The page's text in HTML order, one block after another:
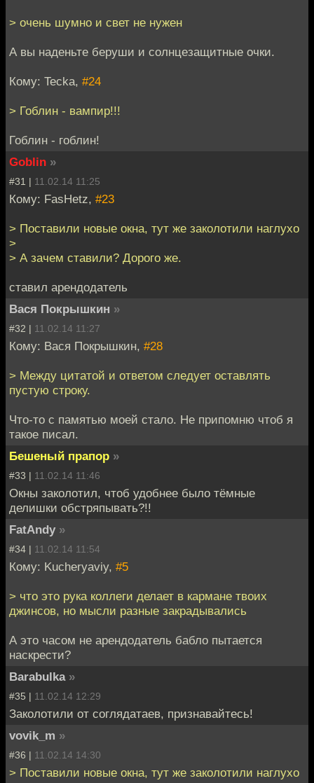
> очень шумно и свет не нужен
А вы наденьте беруши и солнцезащитные очки.
Кому: Tecka, #24
> Гоблин - вампир!!!
Гоблин - гоблин!
Goblin »
#31 | 11.02.14 11:25
Кому: FasHetz, #23
> Поставили новые окна, тут же заколотили наглухо
>
> А зачем ставили? Дорого же.
ставил арендодатель
Вася Покрышкин »
#32 | 11.02.14 11:27
Кому: Вася Покрышкин, #28
> Между цитатой и ответом следует оставлять
пустую строку.
Что-то с памятью моей стало. Не припомню чтоб я
такое писал.
Бешеный прапор »
#33 | 11.02.14 11:46
Окны заколотил, чтоб удобнее было тёмные
делишки обстряпывать?!!
FatAndy »
#34 | 11.02.14 11:54
Кому: Kucheryaviy, #5
> что это рука коллеги делает в кармане твоих
джинсов, но мысли разные закрадывались
А это часом не арендодатель бабло пытается
наскрести?
Barabulka »
#35 | 11.02.14 12:29
Заколотили от соглядатаев, признавайтесь!
vovik_m »
#36 | 11.02.14 14:30
> Поставили новые окна, тут же заколотили наглухо